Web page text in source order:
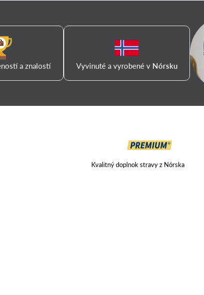
a znalostí Vyvinuté a vyrobené v Nórsku
Kvalitný doplnok stravy z Nórska